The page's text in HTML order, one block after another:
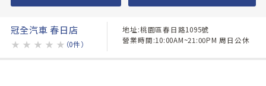
冠全汽車 春日店
★ ★ ★ ★ ★ （0件）
地址:桃園區春日路1095號
營業時間:10:00AM~21:00PM 周日公休